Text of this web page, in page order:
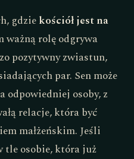
gdziekościół jest na
ważną rolę odgrywa
pozytywny zwiastun,
par. Sen może
odpowiedniej osoby, z
relacje, która być
małżeńskim. Jeśli
tle osobie, która już